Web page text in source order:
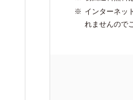
インターネッ
れませんので